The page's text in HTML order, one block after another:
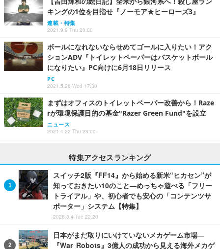
キングの1位を目指せ『ノーモア★ヒーローズ3』
連載・特集
2021.9.9 Thu 20:00
ボールになれないならせめてゴールに入りたい！アク
ションADV『トイレットペーパーはバスケットボール
になりたい』PC向けに6月18日リリース
PC
2021.5.26 Wed 17:30
まずはオフィスのトイレットペーパー改善から！Raze
rが環境保護目的の基金"Razer Green Fund"を設立
ニュース
2021.4.22 Thu 23:00
特集アクセスランキング
スイッチ2版『FF14』から始める新米“ヒカセン”が
知っておきたい10のこと―めっちゃ遊べる「フリー
トライアル」や、初心者でも安心の「コンテンツサ
ポーター」システム【特集】
2026.8.4 Tue 22:20
日本がまだ取りにいけていないメカゲーム市場―
『War Robots』3億人の成功から見える海外メカゲ